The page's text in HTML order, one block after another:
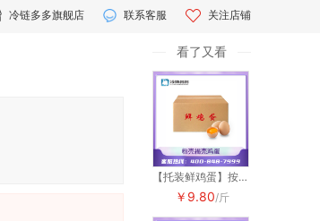
冷链多多旗舰店 联系客服 关注店铺
看了又看
【托装鲜鸡蛋】按斤出售 粉壳褐壳鸡蛋
￥9.80/斤